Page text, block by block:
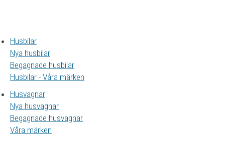
Husbilar
Nya husbilar
Begagnade husbilar
Husbilar - Våra märken
Husvagnar
Nya husvagnar
Begagnade husvagnar
Våra märken